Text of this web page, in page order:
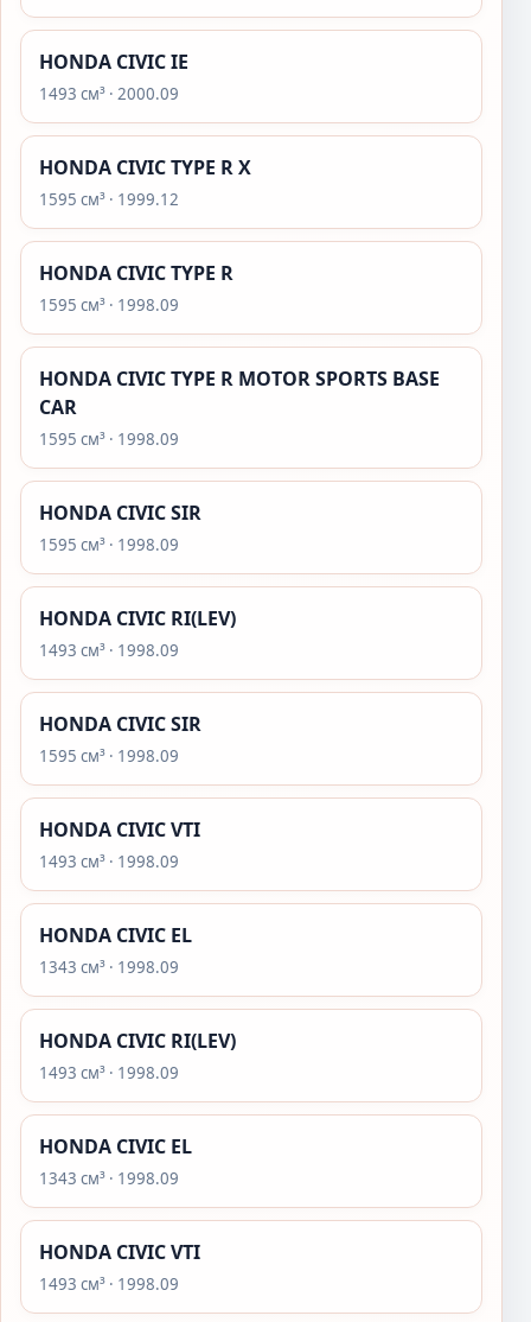
HONDA CIVIC IE
1493 см³ · 2000.09
HONDA CIVIC TYPE R X
1595 см³ · 1999.12
HONDA CIVIC TYPE R
1595 см³ · 1998.09
HONDA CIVIC TYPE R MOTOR SPORTS BASE
CAR
1595 см³ · 1998.09
HONDA CIVIC SIR
1595 см³ · 1998.09
HONDA CIVIC RI(LEV)
1493 см³ · 1998.09
HONDA CIVIC SIR
1595 см³ · 1998.09
HONDA CIVIC VTI
1493 см³ · 1998.09
HONDA CIVIC EL
1343 см³ · 1998.09
HONDA CIVIC RI(LEV)
1493 см³ · 1998.09
HONDA CIVIC EL
1343 см³ · 1998.09
HONDA CIVIC VTI
1493 см³ · 1998.09